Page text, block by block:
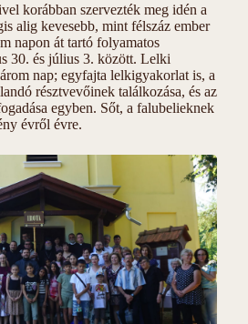
korábban szervezték meg idén a
alig kevesebb, mint félszáz ember
napon át tartó folyamatos
30. és július 3. között. Lelki
nap; egyfajta lelkigyakorlat is, a
résztvevőinek találkozása, és az
egyben. Sőt, a falubelieknek
évről évre.